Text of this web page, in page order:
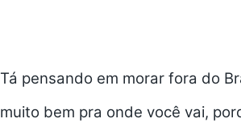
Tá pensando em morar fora do
muito bem pra onde você vai,